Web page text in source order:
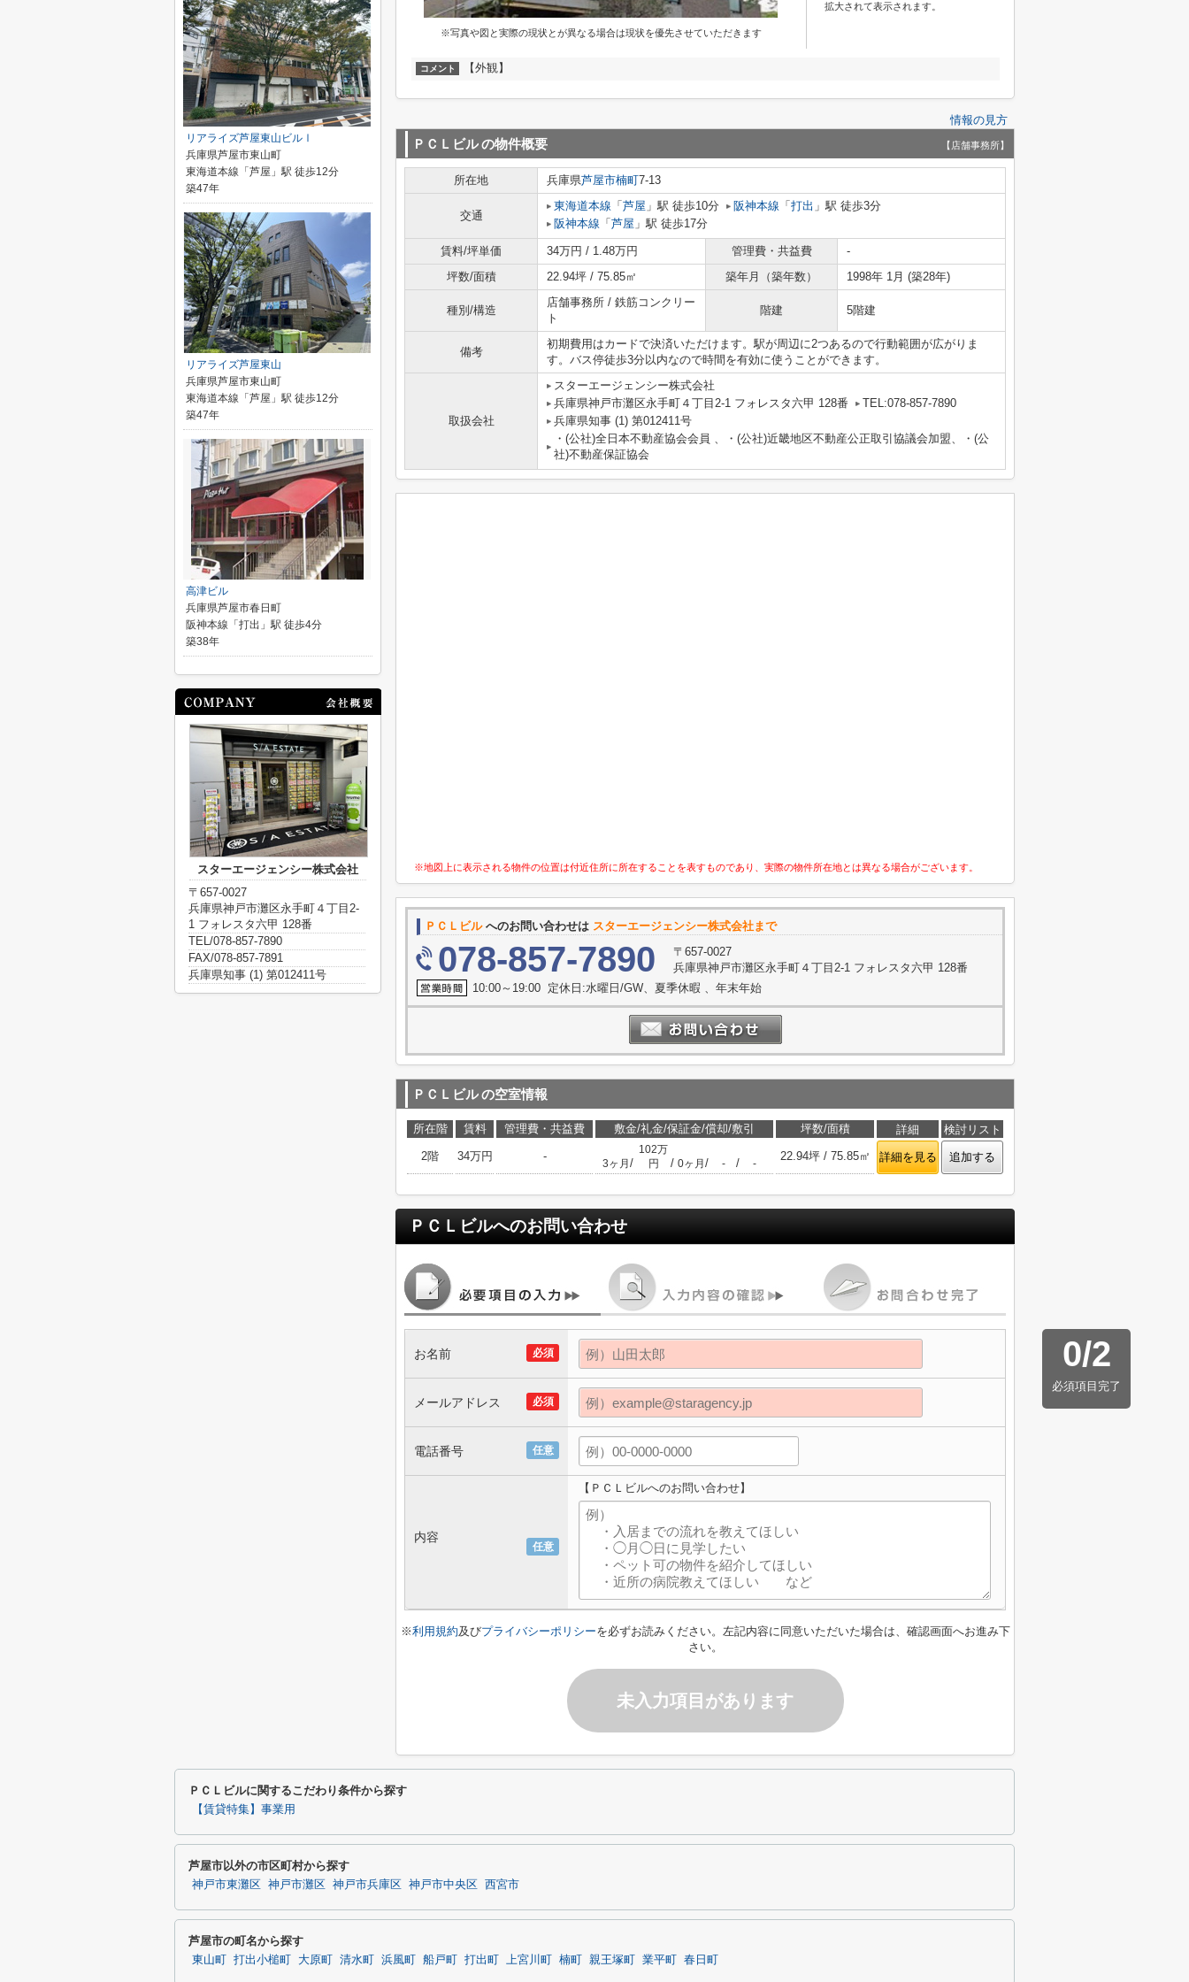
※写真や図と実際の現状とが異なる場合は現状を優先させていただきます
拡大されて表示されます。
コメント 【外観】
情報の見方
ＰＣＬビルの物件概要 【店舗事務所】
所在地 兵庫県芦屋市楠町7-13
交通
東海道本線 「 芦屋 」駅 徒歩10分 阪神本線 「 打出 」駅 徒歩3分
阪神本線 「 芦屋 」駅 徒歩17分
賃料/坪単価 34万円 / 1.48万円 管理費・共益費
-
坪数/面積
22.94坪 / 75.85㎡ 築年月（築年数） 1998年 1月 (築28年)
種別/構造
店舗事務所 / 鉄筋コンクリー
ト
階建 5階建
備考
初期費用はカードで決済いただけます。駅が周辺に2つあるので行動範囲が広がりま
す。バス停徒歩3分以内なので時間を有効に使うことができます。
取扱会社
スターエージェンシー株式会社
兵庫県神戸市灘区永手町４丁目2-1 フォレスタ六甲 128番
TEL:078-857-7890
兵庫県知事 (1) 第012411号
・(公社)全日本不動産協会会員 、・(公社)近畿地区不動産公正取引協議会加盟、・(公
社)不動産保証協会
※地図上に表示される物件の位置は付近住所に所在することを表すものであり、実際の物件所在地とは異なる場合がございます。
ＰＣＬビルへのお問い合わせは スターエージェンシー株式会社まで
078-857-7890
〒657-0027
兵庫県神戸市灘区永手町４丁目2-1 フォレスタ六甲 128番
10:00～19:00 定休日:水曜日/GW、夏季休暇 、年末年始
ＰＣＬビルの空室情報
所在階 賃料 管理費・共益費 敷金/礼金/保証金/償却/敷引 坪数/面積 詳細
検討リスト
2階
34万円 -
3ヶ月 /
102万
円
/ 0ヶ月 / - / -
22.94坪 / 75.85㎡ 詳細を見る 追加する
ＰＣＬビルへのお問い合わせ
0/2
必須項目完了
必須
お名前
必須
メールアドレス
任意
電話番号
任意
内容
【ＰＣＬビルへのお問い合わせ】
※利用規約及びプライバシーポリシーを必ずお読みください。左記内容に同意いただいた場合は、確認画面へお進み下
さい。
未入力項目があります
リアライズ芦屋東山ビルⅠ
兵庫県芦屋市東山町
東海道本線「芦屋」駅 徒歩12分
築47年
リアライズ芦屋東山
兵庫県芦屋市東山町
東海道本線「芦屋」駅 徒歩12分
築47年
高津ビル
兵庫県芦屋市春日町
阪神本線「打出」駅 徒歩4分
築38年
スターエージェンシー株式会社
〒657-0027
兵庫県神戸市灘区永手町４丁目2-
1 フォレスタ六甲 128番
TEL/078-857-7890
FAX/078-857-7891
兵庫県知事 (1) 第012411号
ＰＣＬビルに関するこだわり条件から探す
【賃貸特集】事業用
芦屋市以外の市区町村から探す
神戸市東灘区 神戸市灘区 神戸市兵庫区 神戸市中央区 西宮市
芦屋市の町名から探す
東山町 打出小槌町 大原町 清水町 浜風町 船戸町 打出町 上宮川町 楠町 親王塚町 業平町 春日町